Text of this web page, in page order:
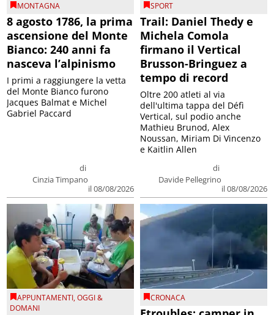
MONTAGNA
8 agosto 1786, la prima
ascensione del Monte
Bianco: 240 anni fa
nasceva l’alpinismo
di
Cinzia Timpano
il 08/08/2026
I primi a raggiungere la vetta
del Monte Bianco furono
Jacques Balmat e Michel
Gabriel Paccard
SPORT
Trail: Daniel Thedy e
Michela Comola
firmano il Vertical
Brusson-Bringuez a
tempo di record
di
Davide Pellegrino
il 08/08/2026
Oltre 200 atleti al via
dell'ultima tappa del Défì
Vertical, sul podio anche
Mathieu Brunod, Alex
Noussan, Miriam Di Vincenzo
e Kaitlin Allen
APPUNTAMENTI,OGGI &
DOMANI
CRONACA